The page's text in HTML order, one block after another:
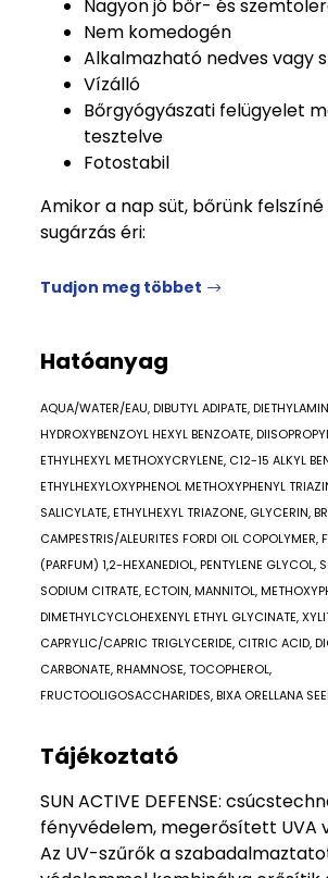
Nagyon jó bőr- és
Nem komedogén
Alkalmazható nedves vagy
Vízálló
Bőrgyógyászati felügyelet
tesztelve
Fotostabil
Amikor a nap süt, bőrünk felszíné
sugárzás éri:
Tudjon meg többet
Hatóanyag
AQUA/WATER/EAU, DIBUTYL ADIPATE,
HYDROXYBENZOYL HEXYL BENZOATE,
ETHYLHEXYL METHOXYCRYLENE, C12-15 ALKYL
ETHYLHEXYLOXYPHENOL METHOXYPHENYL
SALICYLATE, ETHYLHEXYL TRIAZONE, GLYCERIN,
CAMPESTRIS/ALEURITES FORDI OIL COPOLYMER,
(PARFUM) 1,2-HEXANEDIOL, PENTYLENE GLYCOL,
SODIUM CITRATE, ECTOIN, MANNITOL,
DIMETHYLCYCLOHEXENYL ETHYL GLYCINATE,
CAPRYLIC/CAPRIC TRIGLYCERIDE, CITRIC ACID,
CARBONATE, RHAMNOSE, TOCOPHEROL,
FRUCTOOLIGOSACCHARIDES, BIXA ORELLANA
Tájékoztató
SUN ACTIVE DEFENSE:
fényvédelem, megerősített UVA
Az UV-szűrők a